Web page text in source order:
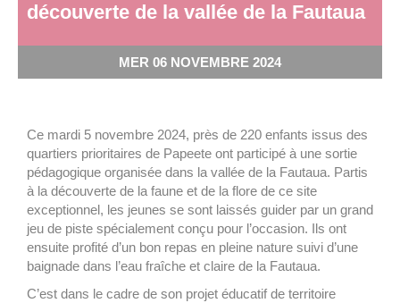
découverte de la vallée de la Fautaua
MER 06 NOVEMBRE 2024
Ce mardi 5 novembre 2024, près de 220 enfants issus des
quartiers prioritaires de Papeete ont participé à une sortie
pédagogique organisée dans la vallée de la Fautaua. Partis
à la découverte de la faune et de la flore de ce site
exceptionnel, les jeunes se sont laissés guider par un grand
jeu de piste spécialement conçu pour l’occasion. Ils ont
ensuite profité d’un bon repas en pleine nature suivi d’une
baignade dans l’eau fraîche et claire de la Fautaua.
C’est dans le cadre de son projet éducatif de territoire